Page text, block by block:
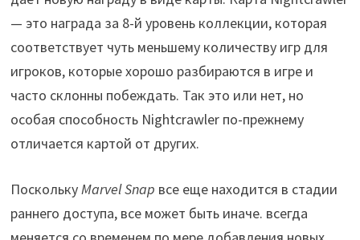
— это награда за 8-й уровень коллекции, которая
соответствует чуть меньшему количеству игр для
игроков, которые хорошо разбираются в игре и
часто склонны побеждать. Так это или нет, но
особая способность Nightcrawler по-прежнему
отличается картой от других.
ПосколькуMarvel Snap все еще находится в стадии
раннего доступа, все может быть иначе. всегда